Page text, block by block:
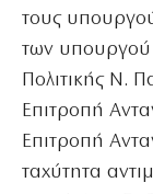
τους
των
Πολιτικής Ν.
Επιτροπή
Επιτροπή
ταχύτητα